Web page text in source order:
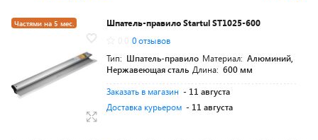
Частями на 5 мес.
Шпатель-правило Startul ST1025-600
0 отзывов
Тип: Шпатель-правило Материал: Алюминий,
Нержавеющая сталь Длина: 600 мм
Заказать в магазин - 11 августа
Доставка курьером - 11 августа